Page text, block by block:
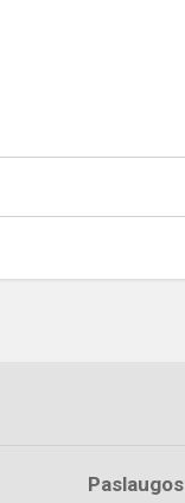
Paslaugos